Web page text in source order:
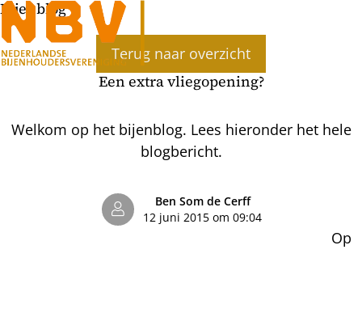
Bijenblog
Terug naar overzicht
Een extra vliegopening?
Welkom op het bijenblog. Lees hieronder het hele
blogbericht.
Ben Som de Cerff
12 juni 2015 om 09:04
Op